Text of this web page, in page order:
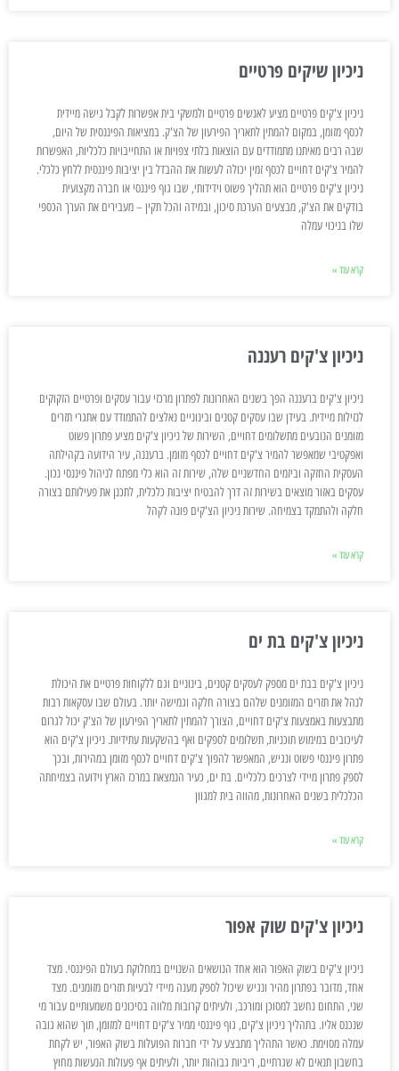
ניכיון שיקים פרטיים
ניכיון צ'קים פרטיים מציע לאנשים פרטיים ולמשקי בית אפשרות לקבל גישה מיידית
לכסף מזומן, במקום להמתין לתאריך הפירעון של הצ'ק. במציאות הפיננסית של היום,
שבה רבים מאיתנו מתמודדים עם הוצאות בלתי צפויות או התחייבויות כלכליות, האפשרות
להמיר צ'קים דחויים לכסף זמין יכולה לעשות את ההבדל בין יציבות פיננסית ללחץ כלכלי.
ניכיון צ'קים פרטיים הוא תהליך פשוט וידידותי, שבו גוף פיננסי או חברה מקצועית
בודקים את הצ'ק, מבצעים הערכת סיכון, ובמידה והכל תקין – מעבירים את הערך הכספי
שלו בניכוי עמלה
קרא עוד »
ניכיון צ'קים רעננה
ניכיון צ'קים ברעננה הפך בשנים האחרונות לפתרון מרכזי עבור עסקים ופרטיים הזקוקים
לנזילות מיידית. בעידן שבו עסקים קטנים ובינוניים נאלצים להתמודד עם אתגרי תזרים
מזומנים הנובעים מתשלומים דחויים, השירות של ניכיון צ'קים מציע פתרון פשוט
ואפקטיבי שמאפשר להמיר צ'קים דחויים לכסף מזומן. ברעננה, עיר הידועה בקהילתה
העסקית החזקה וביזמים החדשניים שלה, שירות זה הוא כלי מפתח לניהול פיננסי נכון.
עסקים באזור מוצאים בשירות זה דרך להבטיח יציבות כלכלית, לתכנן את פעילותם בצורה
חלקה ולהתמקד בצמיחה. שירות ניכיון הצ'קים פונה לקהל
קרא עוד »
ניכיון צ'קים בת ים
ניכיון צ'קים בבת ים מספק לעסקים קטנים, בינוניים וגם ללקוחות פרטיים את היכולת
לנהל את תזרים המזומנים שלהם בצורה חלקה וגמישה יותר. בעולם שבו עסקאות רבות
מתבצעות באמצעות צ'קים דחויים, הצורך להמתין לתאריך הפירעון של הצ'ק יכול לגרום
לעיכובים במימוש תוכניות, תשלומים לספקים ואף בהשקעות עתידיות. ניכיון צ'קים הוא
פתרון פיננסי פשוט ונגיש, המאפשר להפוך צ'קים דחויים לכסף מזומן במהירות, ובכך
לספק פתרון מיידי לצרכים כלכליים. בת ים, כעיר הנמצאת במרכז הארץ וידועה בצמיחתה
הכלכלית בשנים האחרונות, מהווה בית למגוון
קרא עוד »
ניכיון צ'קים שוק אפור
ניכיון צ'קים בשוק האפור הוא אחד הנושאים השנויים במחלוקת בעולם הפיננסי. מצד
אחד, מדובר בפתרון מהיר ונגיש שיכול לספק מענה מיידי לבעיות תזרים מזומנים. מצד
שני, התחום נחשב למסוכן ומורכב, ולעיתים קרובות מלווה בסיכונים משמעותיים עבור מי
שנכנס אליו. בתהליך ניכיון צ'קים, גוף פיננסי ממיר צ'קים דחויים למזומן, תוך שהוא גובה
עמלה מסוימת. כאשר התהליך מתבצע על ידי חברות הפועלות בשוק האפור, יש לקחת
בחשבון תנאים לא שגרתיים, ריביות גבוהות יותר, ולעיתים אף פעולות הנעשות מחוץ